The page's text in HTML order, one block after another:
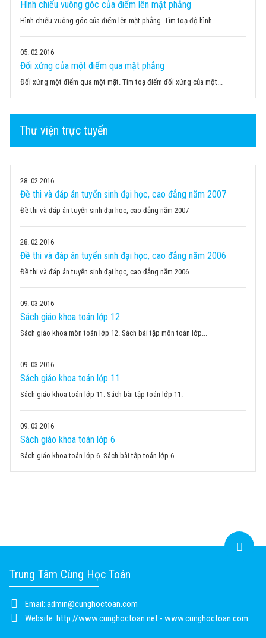
Hình chiếu vuông góc của điểm lên mặt phẳng
Hình chiếu vuông góc của điểm lên mặt phẳng. Tìm toạ độ hình...
05 02.2016
Đối xứng của một điểm qua mặt phẳng
Đối xứng một điểm qua một mặt. Tìm toạ điểm đối xứng của một...
Thư viện trực tuyến
28 02.2016
Đề thi và đáp án tuyển sinh đại học, cao đẳng năm 2007
Đề thi và đáp án tuyển sinh đại học, cao đẳng năm 2007
28 02.2016
Đề thi và đáp án tuyển sinh đại học, cao đẳng năm 2006
Đề thi và đáp án tuyển sinh đại học, cao đẳng năm 2006
09 03.2016
Sách giáo khoa toán lớp 12
Sách giáo khoa môn toán lớp 12. Sách bài tập môn toán lớp...
09 03.2016
Sách giáo khoa toán lớp 11
Sách giáo khoa toán lớp 11. Sách bài tập toán lớp 11.
09 03.2016
Sách giáo khoa toán lớp 6
Sách giáo khoa toán lớp 6. Sách bài tập toán lớp 6.
Trung Tâm Cùng Học Toán
Email: admin@cunghoctoan.com
Website: http://www.cunghoctoan.net - www.cunghoctoan.com